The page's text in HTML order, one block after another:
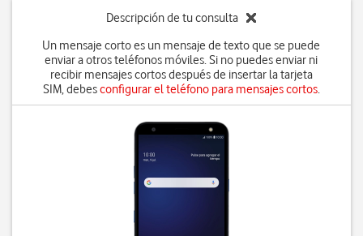
Descripción de tu consulta
Un mensaje corto es un mensaje de texto que se puede
enviar a otros teléfonos móviles. Si no puedes enviar ni
recibir mensajes cortos después de insertar la tarjeta
SIM, debesconfigurar el teléfono para mensajes cortos.